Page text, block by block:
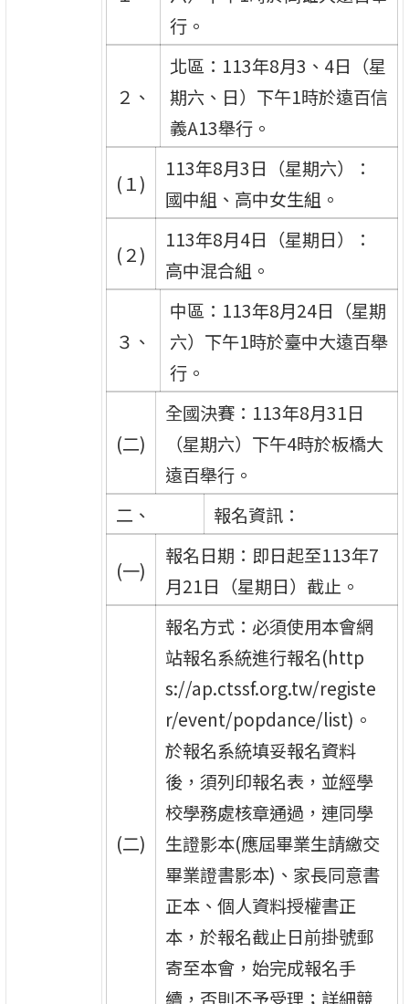
行。
２、
北區：113年8月3、4日（星
期六、日）下午1時於遠百信
義A13舉行。
(１)
113年8月3日（星期六）：
國中組、高中女生組。
(２)
113年8月4日（星期日）：
高中混合組。
３、
中區：113年8月24日（星期
六）下午1時於臺中大遠百舉
行。
(二)
全國決賽：113年8月31日
（星期六）下午4時於板橋大
遠百舉行。
二、
報名資訊：
(一)
報名日期：即日起至113年7
月21日（星期日）截止。
(二)
報名方式：必須使用本會網
站報名系統進行報名(http
s://ap.ctssf.org.tw/registe
r/event/popdance/list)。
於報名系統填妥報名資料
後，須列印報名表，並經學
校學務處核章通過，連同學
生證影本(應屆畢業生請繳交
畢業證書影本)、家長同意書
正本、個人資料授權書正
本，於報名截止日前掛號郵
寄至本會，始完成報名手
續，否則不予受理；詳細競